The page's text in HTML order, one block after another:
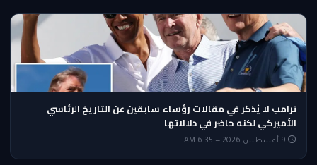
ترامب لا يُذكر في مقالات رؤساء سابقين عن التاريخ الرئاسي
الأميركي لكنه حاضر في دلالاتها